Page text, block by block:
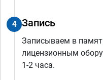
4 Запись
Записываем в
лицензионным
1-2 часа.